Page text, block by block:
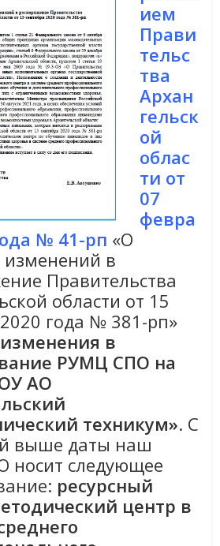
ием
Прави
тельс
тва
Архан
гельск
ой
облас
ти от
07
февра
№ 41-рп «О
изменений в
Правительства
области от 15
года № 381-рп»
в
РУМЦ СПО на
АО
техникум». С
выше даты наш
носит следующее
ресурсный
центр в